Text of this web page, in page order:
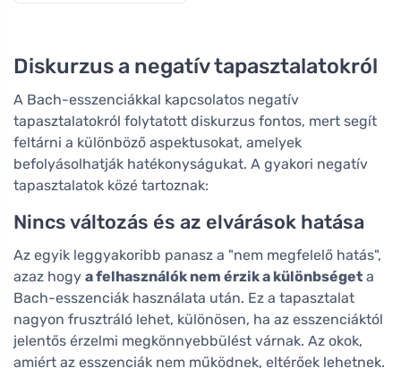
Diskurzus a negatív tapasztalatokról
A Bach-esszenciákkal kapcsolatos negatív
tapasztalatokról folytatott diskurzus fontos, mert segít
feltárni a különböző aspektusokat, amelyek
befolyásolhatják hatékonyságukat. A gyakori negatív
tapasztalatok közé tartoznak:
Nincs változás és az elvárások hatása
Az egyik leggyakoribb panasz a "nem megfelelő hatás",
azaz hogy a felhasználók nem érzik a különbséget a
Bach-esszenciák használata után. Ez a tapasztalat
nagyon frusztráló lehet, különösen, ha az esszenciáktól
jelentős érzelmi megkönnyebbülést várnak. Az okok,
amiért az esszenciák nem működnek, eltérőek lehetnek.